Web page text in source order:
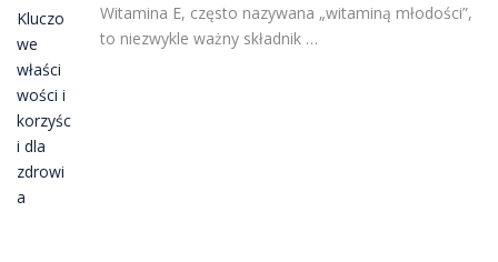
Witamina E, często nazywana „witaminą młodości”,
to niezwykle ważny składnik …